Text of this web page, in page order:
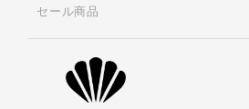
セール商品